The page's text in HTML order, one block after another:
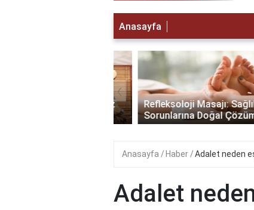
Anasayfa
Refleksoloji Masajı: Sağlık
Sorunlarına Doğal Çözümler
‹
Anasayfa Haber Adalet neden
Adalet